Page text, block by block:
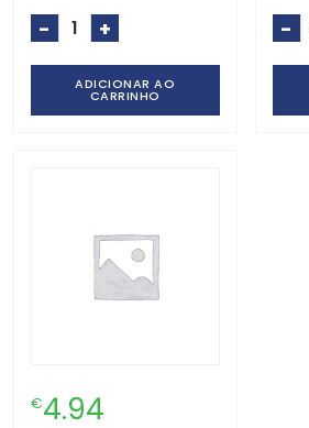
- +
ADICIONAR AO
CARRINHO
-
€4.94